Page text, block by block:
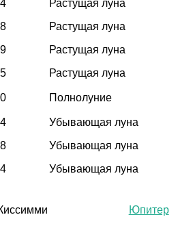
Растущая луна
Растущая луна
Растущая луна
Растущая луна
Полнолуние
Убывающая луна
Убывающая луна
Убывающая луна
Юпитер